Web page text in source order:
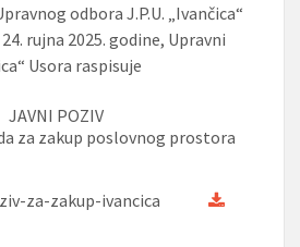
odbora J.P.U. „Ivančica“
rujna 2025. godine, Upravni
Usora raspisuje
JAVNI POZIV
za zakup poslovnog prostora
za-zakup-ivancica